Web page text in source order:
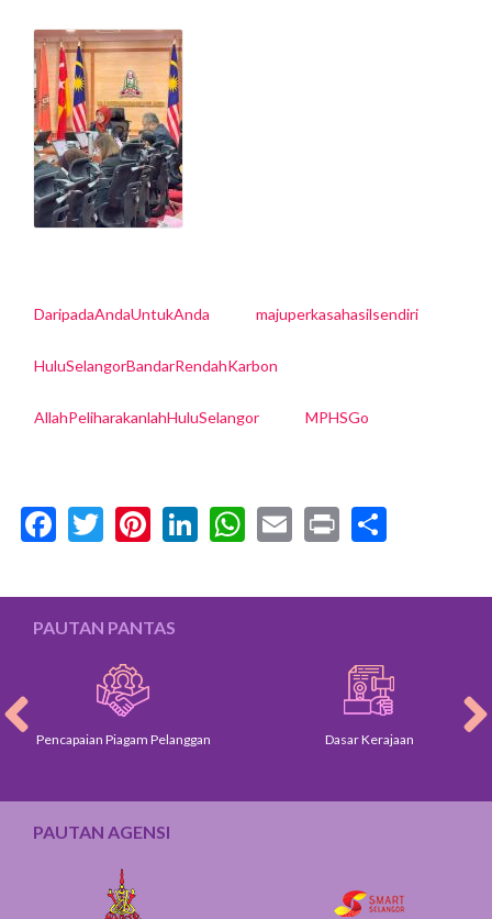
DaripadaAndaUntukAnda majuperkasahasilsendiri
HuluSelangorBandarRendahKarbon
AllahPeliharakanlahHuluSelangor MPHSGo
Facebook
Twitter
Pinterest
LinkedIn
WhatsApp
Email
Print
PAUTAN PANTAS
Pencapaian Piagam Pelanggan Dasar Kerajaan
PAUTAN AGENSI